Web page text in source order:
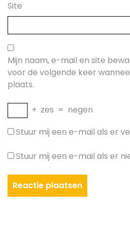
Site
Mijn naam, e-mail en site
voor de volgende keer
plaats.
+ zes = negen
Stuur mij een e-mail als er
Stuur mij een e-mail als er